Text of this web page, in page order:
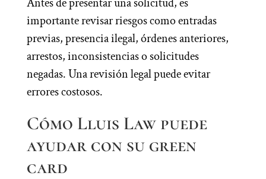
importante revisar riesgos como entradas
previas, presencia ilegal, órdenes anteriores,
arrestos, inconsistencias o solicitudes
negadas. Una revisión legal puede evitar
errores costosos.
Cómo Lluis Law puede
ayudar con su green
card